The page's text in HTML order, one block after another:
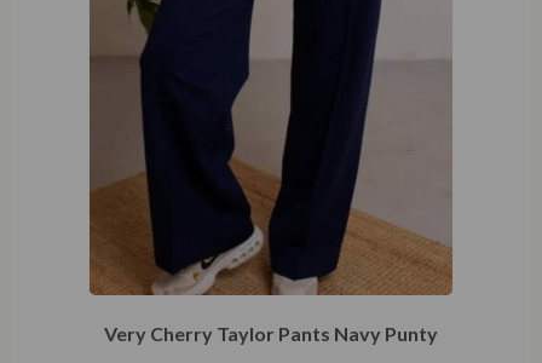
Very Cherry Taylor Pants Navy Punty